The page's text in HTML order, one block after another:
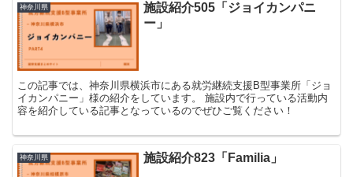
神奈川県
施設紹介505「ジョイカンパニ
ー」
この記事では、神奈川県横浜市にある就労継続支援B型事業所「ジョ
イカンパニー」様の紹介をしています。 施設内で行っている活動内
容を紹介している記事となっているのでぜひご覧ください！
神奈川県 施設紹介823「Familia」